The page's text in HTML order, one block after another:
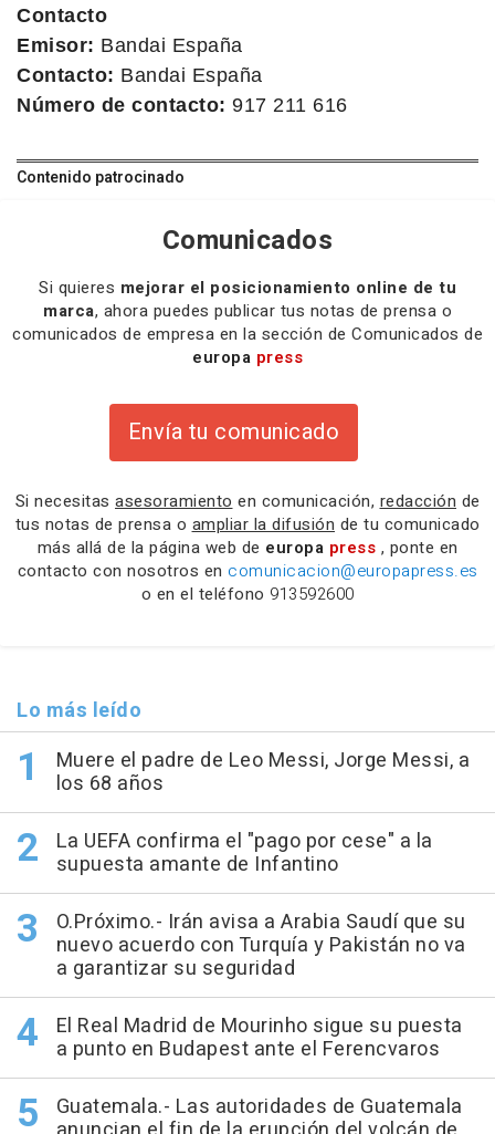
Contacto
Emisor: Bandai España
Contacto: Bandai España
Número de contacto: 917 211 616
Contenido patrocinado
Comunicados
Si quieres mejorar el posicionamiento online de tu
marca, ahora puedes publicar tus notas de prensa o
comunicados de empresa en la sección de Comunicados de
europa press
Envía tu comunicado
Si necesitas asesoramiento en comunicación, redacción de
tus notas de prensa o ampliar la difusión de tu comunicado
más allá de la página web de europa press , ponte en
contacto con nosotros en comunicacion@europapress.es
o en el teléfono 913592600
Lo más leído
Muere el padre de Leo Messi, Jorge Messi, a
los 68 años
La UEFA confirma el "pago por cese" a la
supuesta amante de Infantino
O.Próximo.- Irán avisa a Arabia Saudí que su
nuevo acuerdo con Turquía y Pakistán no va
a garantizar su seguridad
El Real Madrid de Mourinho sigue su puesta
a punto en Budapest ante el Ferencvaros
Guatemala.- Las autoridades de Guatemala